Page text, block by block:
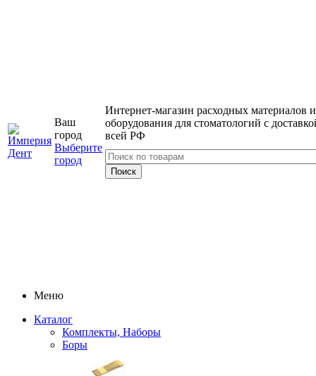
Ваш
город
Выберите
город
Интернет-магазин расходных материалов и
оборудования для стоматологий с
всей РФ
Меню
Каталог
Комплекты, Наборы
Боры